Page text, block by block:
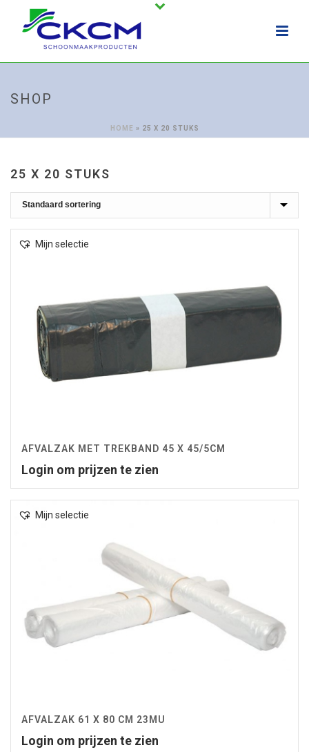
SHOP
HOME » 25 X 20 STUKS
25 X 20 STUKS
Mijn selectie
AFVALZAK MET TREKBAND 45 X 45/5CM
Login om prijzen te zien
Mijn selectie
AFVALZAK 61 X 80 CM 23MU
Login om prijzen te zien